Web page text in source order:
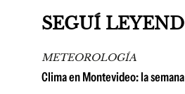
SEGUÍ
METEOROLOGÍA
Clima en Montevideo: la